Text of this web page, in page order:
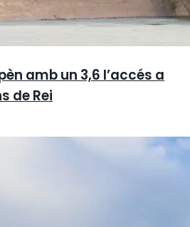
amb un 3,6 l’accés a
de Rei